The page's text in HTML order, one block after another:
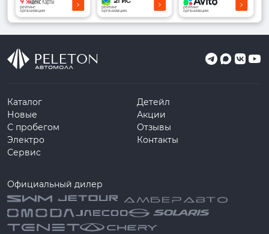
рейтинг
организации
рейтинг
организации
рейтинг
организации
Каталог
Новые
С пробегом
Электро
Сервис
Детейл
Акции
Отзывы
Контакты
Официальный дилер